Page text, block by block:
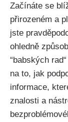
Začínáte se​
přirozeném a
jste
ohledně
“babských
na ⁢to, jak
informace,
znalosti a